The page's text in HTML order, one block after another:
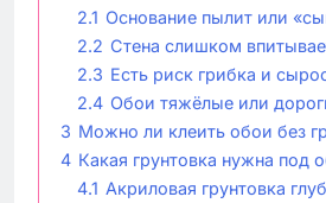
2.1 Основание пылит или
2.2 Стена слишком
2.3 Есть риск грибка и
2.4 Обои тяжёлые или
3 Можно ли клеить обои без
4 Какая грунтовка нужна под
4.1 Акриловая грунтовка